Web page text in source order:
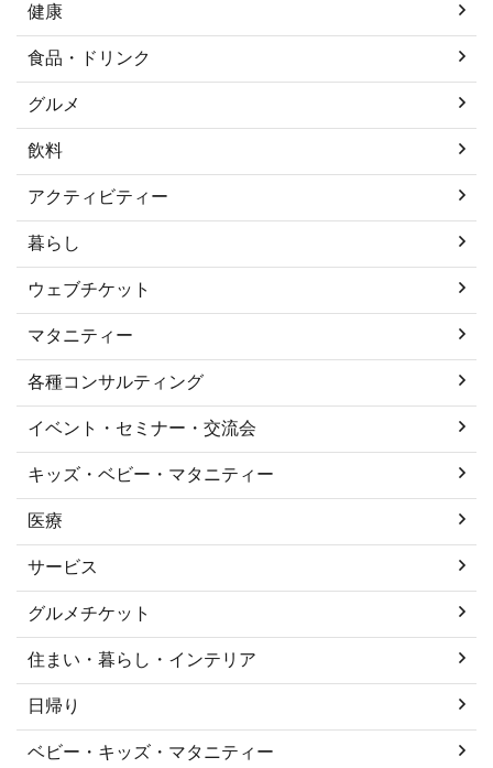
健康
食品・ドリンク
グルメ
飲料
アクティビティー
暮らし
ウェブチケット
マタニティー
各種コンサルティング
イベント・セミナー・交流会
キッズ・ベビー・マタニティー
医療
サービス
グルメチケット
住まい・暮らし・インテリア
日帰り
ベビー・キッズ・マタニティー